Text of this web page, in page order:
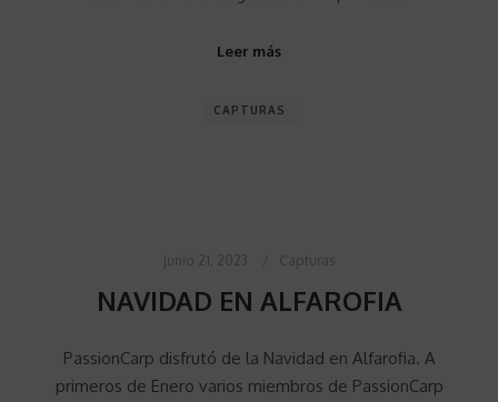
Leer más
CAPTURAS
junio 21, 2023 Capturas
NAVIDAD EN ALFAROFIA
PassionCarp disfrutó de la Navidad en Alfarofia. A
primeros de Enero varios miembros de PassionCarp